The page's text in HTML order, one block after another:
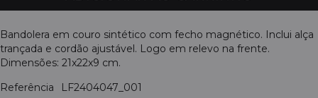
Bandolera em couro sintético com fecho magnético. Inclui alça
trançada e cordão ajustável. Logo em relevo na frente.
Dimensões: 21x22x9 cm.
Referência
LF2404047_001